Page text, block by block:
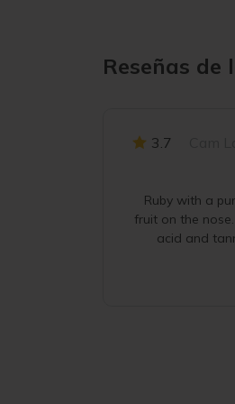
Reseñas de
3.7
Ruby with a
fruit on the
acid and